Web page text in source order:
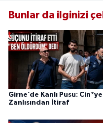
Bunlar da ilginizi
Girne’de Kanlı Pusu:
Zanlısından İtiraf